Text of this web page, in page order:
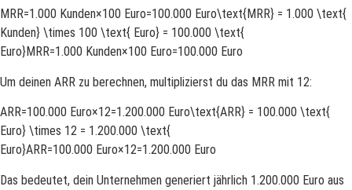
MRR=1.000 Kunden×100 Euro=100.000 Euro\text{MRR} = 1.000 \text{
Kunden} \times 100 \text{ Euro} = 100.000 \text{
Euro}MRR=1.000 Kunden×100 Euro=100.000 Euro
Um deinen ARR zu berechnen, multiplizierst du das MRR mit 12:
ARR=100.000 Euro×12=1.200.000 Euro\text{ARR} = 100.000 \text{
Euro} \times 12 = 1.200.000 \text{
Euro}ARR=100.000 Euro×12=1.200.000 Euro
Das bedeutet, dein Unternehmen generiert jährlich 1.200.000 Euro aus